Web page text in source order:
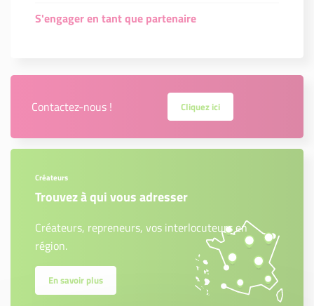
S'engager en tant que partenaire
Contactez-nous ! Cliquez ici
Créateurs
Trouvez à qui vous adresser
Créateurs, repreneurs, vos interlocuteurs en
région.
En savoir plus